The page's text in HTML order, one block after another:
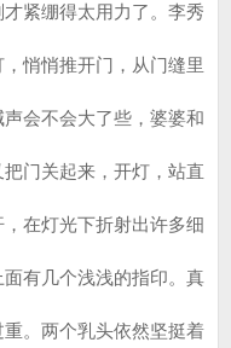
紧绷得太用力了。李秀
悄悄推开门，从门缝里
会不会大了些，婆婆和
门关起来，开灯，站直
在灯光下折射出许多细
有几个浅浅的指印。真
。两个乳头依然坚挺着